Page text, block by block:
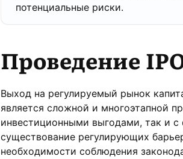
потенциальные риски.
Проведение
Выход на регулируемый рынок
является сложной и многоэтапной
инвестиционными выгодами, так и
существование регулирующих
необходимости соблюдения